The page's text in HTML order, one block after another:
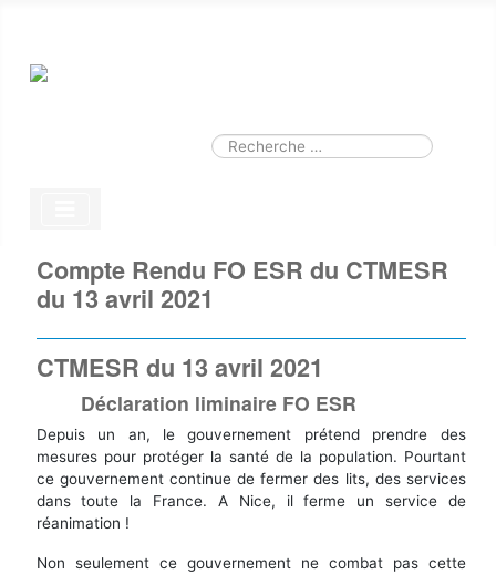
Valider
Compte Rendu FO ESR du CTMESR
du 13 avril 2021
CTMESR du 13 avril 2021
Déclaration liminaire FO ESR
Depuis un an, le gouvernement prétend prendre des
mesures pour protéger la santé de la population. Pourtant
ce gouvernement continue de fermer des lits, des services
dans toute la France. A Nice, il ferme un service de
réanimation !
Non seulement ce gouvernement ne combat pas cette